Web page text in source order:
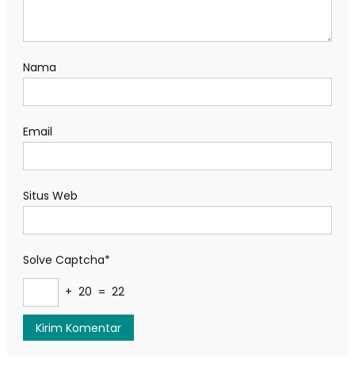
Nama
Email
Situs Web
Solve Captcha*
+ 20 = 22